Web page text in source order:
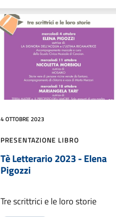
4 OTTOBRE 2023
PRESENTAZIONE LIBRO
Tè Letterario 2023 - Elena
Pigozzi
Tre scrittrici e le loro storie